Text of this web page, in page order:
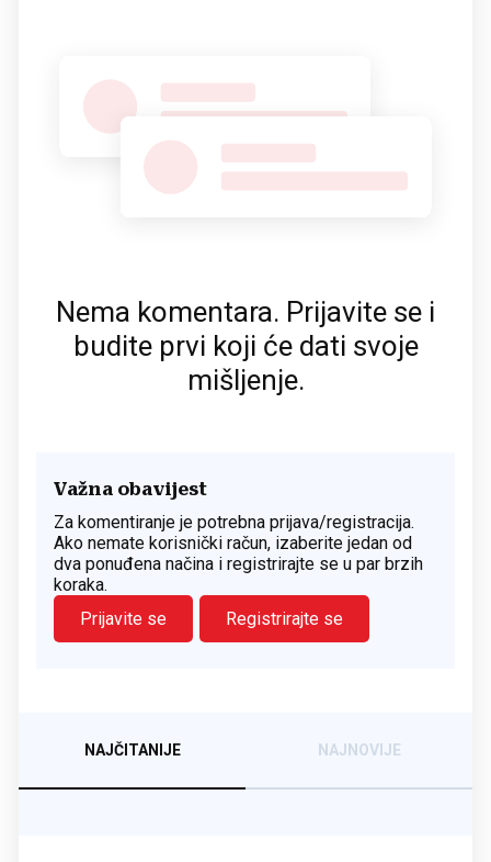
Nema komentara. Prijavite se i
budite prvi koji će dati svoje
mišljenje.
Važna obavijest
Za komentiranje je potrebna prijava/registracija.
Ako nemate korisnički račun, izaberite jedan od
dva ponuđena načina i registrirajte se u par brzih
koraka.
Prijavite se
Registrirajte se
NAJČITANIJE NAJNOVIJE